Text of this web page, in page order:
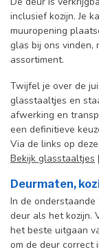
inclusief kozijn. Je
muuropening
glas bij ons vinden,
assortiment.
Twijfel je over de
glasstaaltjes en
afwerking en
een definitieve
Via de links op
Bekijk glasstaaltjes |
Deurmaten,
In de
deur als het kozijn.
het beste uitgaan
om de deur correct